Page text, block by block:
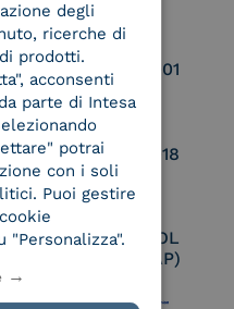
UNI EN ISO 27001
UNI EN ISO 27018
Certified PEPPOL
Access Point (AP)
degli
ricerche di
prodotti.
acconsenti
parte di Intesa
potrai
con i soli
Puoi gestire
"Personalizza".